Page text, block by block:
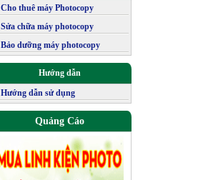
Cho thuê máy Photocopy
Sửa chữa máy photocopy
Bảo dưỡng máy photocopy
Hướng dẫn
Hướng dẫn sử dụng
Quảng Cáo